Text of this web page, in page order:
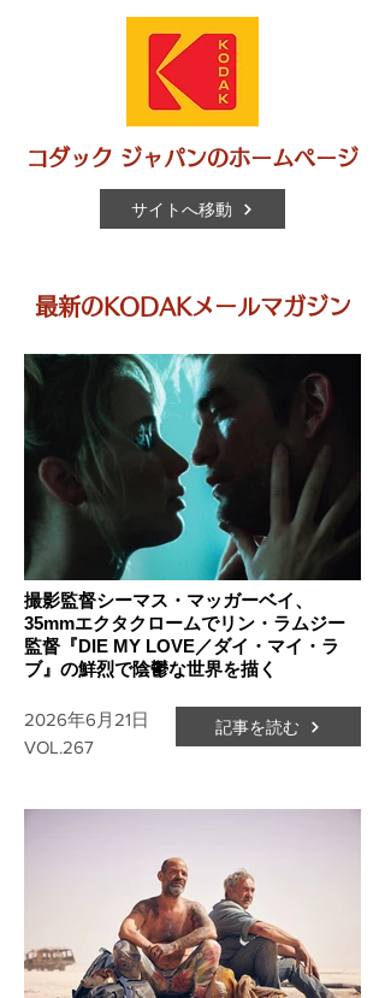
​コダック ジャパンのホームページ
サイトへ移動
最新のKODAKメールマガジン
撮影監督シーマス・マッガーベイ、
35mmエクタクロームでリン・ラムジー
監督『DIE MY LOVE／ダイ・マイ・ラ
ブ』の鮮烈で陰鬱な世界を描く
2026年6月21日
VOL.267
記事を読む